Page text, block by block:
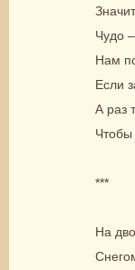
Чудо
Нам
Если
А раз
Чтобы
***
На